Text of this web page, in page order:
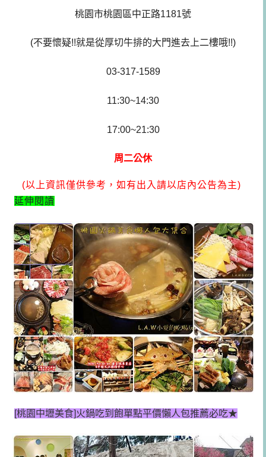
桃園市桃園區中正路1181號
(不要懷疑!!就是從厚切牛排的大門進去上二樓哦!!)
03-317-1589
11:30~14:30
17:00~21:30
周二公休
(以上資訊僅供參考，如有出入請以店內公告為主)
延伸閱讀
[桃園中壢美食] 火鍋吃到飽單點平價懶人包推薦必吃★